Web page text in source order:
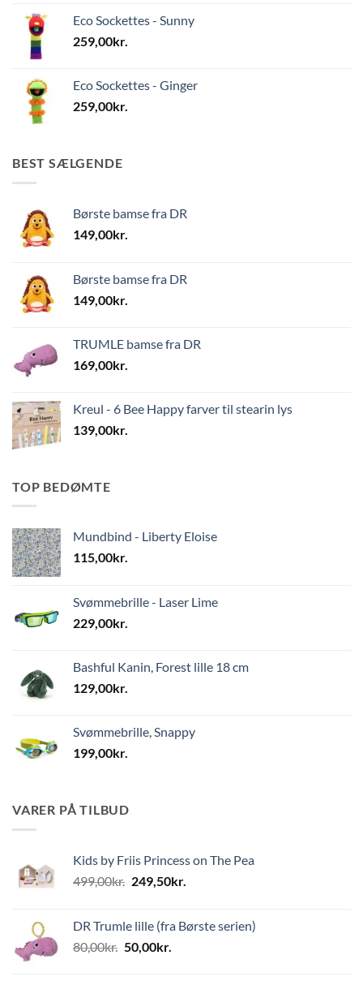
Eco Sockettes - Sunny
259,00kr.
Eco Sockettes - Ginger
259,00kr.
BEST SÆLGENDE
Børste bamse fra DR
149,00kr.
Børste bamse fra DR
149,00kr.
TRUMLE bamse fra DR
169,00kr.
Kreul - 6 Bee Happy farver til stearin lys
139,00kr.
TOP BEDØMTE
Mundbind - Liberty Eloise
115,00kr.
Svømmebrille - Laser Lime
229,00kr.
Bashful Kanin, Forest lille 18 cm
129,00kr.
Svømmebrille, Snappy
199,00kr.
VARER PÅ TILBUD
Kids by Friis Princess on The Pea
499,00kr. Den
var:
499,00kr..
249,50kr.
er:
DR Trumle lille (fra Børste serien)
80,00kr. Den
50,00kr.